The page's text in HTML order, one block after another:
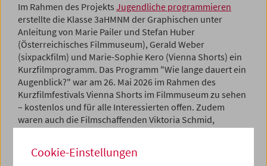
Im Rahmen des Projekts Jugendliche programmieren
erstellte die Klasse 3aHMNM der Graphischen unter
Anleitung von Marie Pailer und Stefan Huber
(Österreichisches Filmmuseum), Gerald Weber
(sixpackfilm) und Marie-Sophie Kero (Vienna Shorts) ein
Kurzfilmprogramm. Das Programm "Wie lange dauert ein
Augenblick?" war am 26. Mai 2026 im Rahmen des
Kurzfilmfestivals Vienna Shorts im Filmmuseum zu sehen
– kostenlos und für alle Interessierten offen. Zudem
waren auch die Filmschaffenden Viktoria Schmid,
Cookie-Einstellungen